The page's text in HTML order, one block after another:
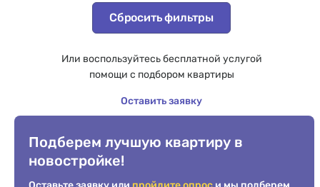
Сбросить фильтры
Или воспользуйтесь бесплатной услугой
помощи с подбором квартиры
Оставить заявку
Подберем лучшую квартиру в
новостройке!